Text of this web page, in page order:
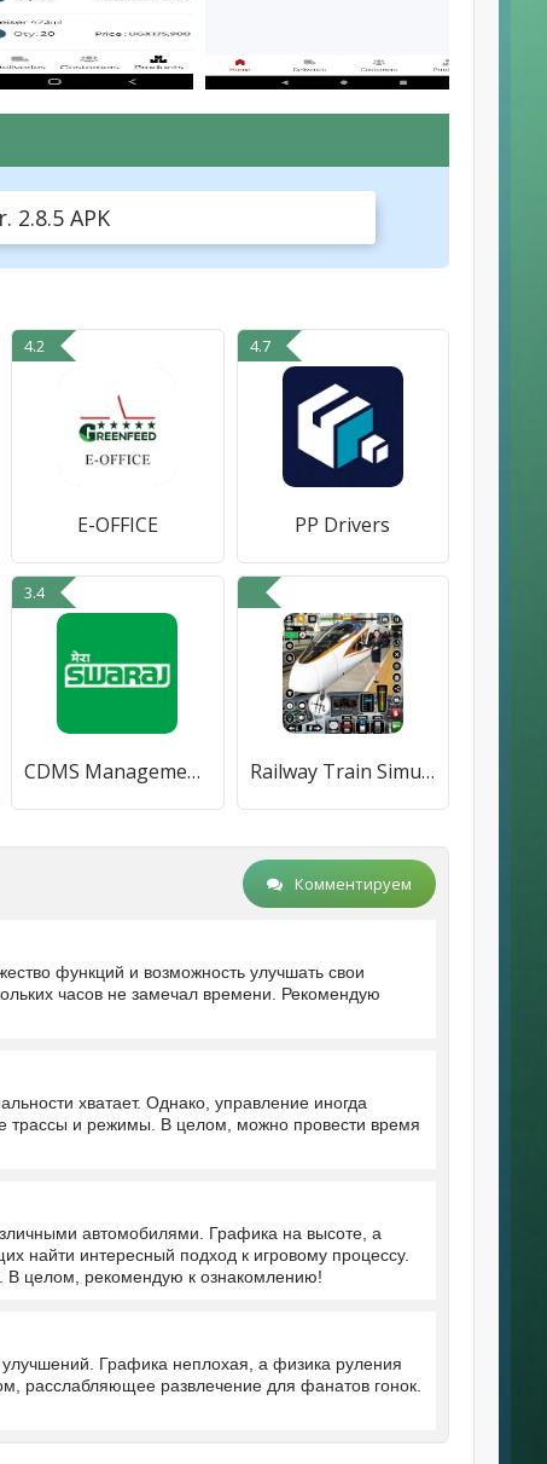
2.8.5 APK
4.2
E-OFFICE
4.7
PP Drivers
3.4
CDMS Management Dashboard Railway Train Simulator Games
Комментируем
функций и возможность улучшать свои
часов не замечал времени. Рекомендую
хватает. Однако, управление иногда
трассы и режимы. В целом, можно провести время
автомобилями. Графика на высоте, а
найти интересный подход к игровому процессу.
В целом, рекомендую к ознакомлению!
Графика неплохая, а физика руления
расслабляющее развлечение для фанатов гонок.